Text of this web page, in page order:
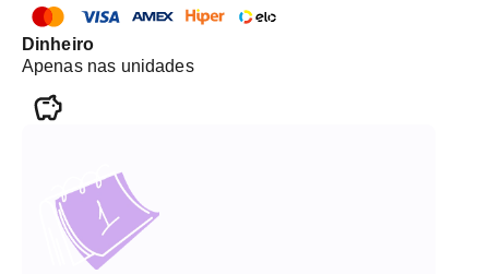
Dinheiro
Apenas nas unidades